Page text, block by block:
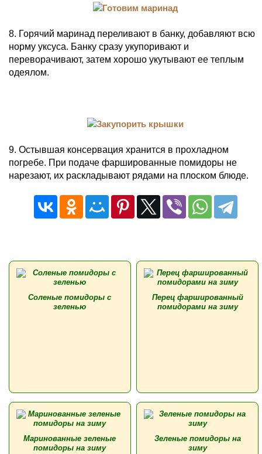
8. Горячий маринад переливают в банку, добавляют всю
норму уксуса. Банку сразу укупоривают и
переворачивают, затем хорошо укутывают ее теплым
одеялом.
9. Остывшая консервация хранится в прохладном
погребе. При подаче фаршированные помидоры не
нарезают, их раскладывают рядами на плоском блюде.
Соленые помидоры с
зеленью
Перец фаршированный
помидорами на зиму
Маринованные зеленые
помидоры на зиму
Зеленые помидоры на
зиму